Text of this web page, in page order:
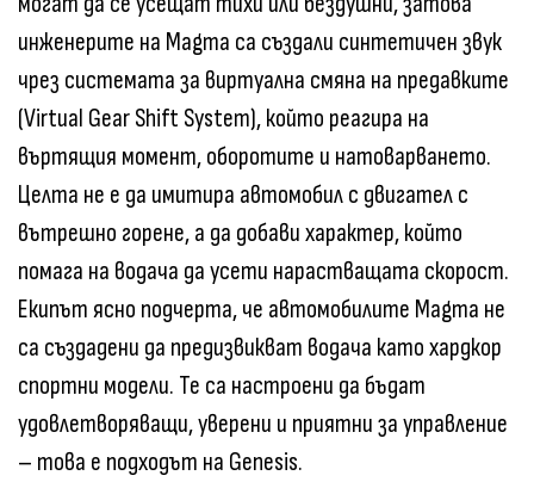
инженерите на Magma са създали синтетичен звук
чрез системата за виртуална смяна на предавките
(Virtual Gear Shift System), който реагира на
въртящия момент, оборотите и натоварването.
Целта не е да имитира автомобил с двигател с
вътрешно горене, а да добави характер, който
помага на водача да усети нарастващата скорост.
Екипът ясно подчерта, че автомобилите Magma не
са създадени да предизвикват водача като хардкор
спортни модели. Те са настроени да бъдат
удовлетворяващи, уверени и приятни за управление
– това е подходът на Genesis.